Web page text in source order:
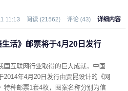
典之处。
11:13 阅读 (21562) 评论 (43) 详细内容
生活》邮票将于4月20日发行
国互联网行业取得的巨大成就，中国
2014年4月20日发行由贾昆设计的《网
特种邮票1套4枚，图案名称分别为信